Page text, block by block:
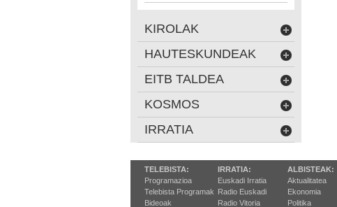
KIROLAK
HAUTESKUNDEAK
EITB TALDEA
KOSMOS
IRRATIA
TELEBISTA:
Programazioa
Telebista Programak
Bideoak
IRRATIA:
Euskadi Irratia
Radio Euskadi
Radio Vitoria
ALBISTEAK:
Aktualitatea
Ekonomia
Politika